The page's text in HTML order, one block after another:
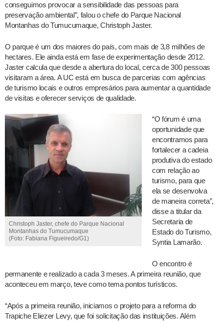
conseguimos provocar a sensibilidade das pessoas para
preservação ambiental”, falou o chefe do Parque Nacional
Montanhas do Tumucumaque, Christoph Jaster.
O parque é um dos maiores do país, com mais de 3,8 milhões de
hectares. Ele ainda está em fase de experimentação desde 2012.
Jaster calcula que desde a abertura do local, cerca de 300 pessoas
visitaram a área. A UC está em busca de parcerias com agências
de turismo locais e outros empresários para aumentar a quantidade
de visitas e oferecer serviços de qualidade.
Christoph Jaster, chefe do Parque Nacional
Montanhas do Tumucumaque
(Foto: Fabiana Figueiredo/G1)
“O fórum é uma
oportunidade que
encontramos para
fortalecer a cadeia
produtiva do estado
com relação ao
turismo, para que
ela se desenvolva
de maneira correta”,
disse a titular da
Secretaria de
Estado do Turismo,
Syntia Lamarão.
O encontro é
permanente e realizado a cada 3 meses. A primeira reunião, que
aconteceu em março, teve como tema pontos turísticos.
“Após a primeira reunião, iniciamos o projeto para a reforma do
Trapiche Eliezer Levy, que foi solicitação das instituições. Além